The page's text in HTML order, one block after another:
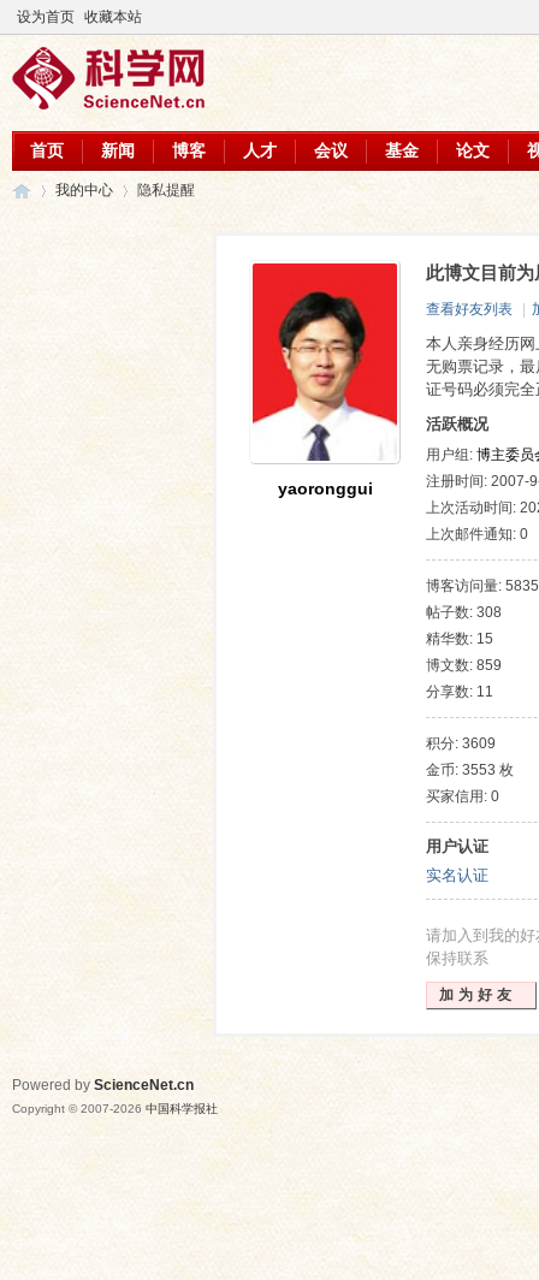
设为首页 收藏本站
首页 新闻 博客 人才 会议 基金 论文
我的中心 隐私提醒
yaoronggui
此博文目前
查看好友列表
本人亲身经历
无购票记录，
证号码必须完
活跃概况
用户组: 博主委员
注册时间: 2007-
上次活动时间:
上次邮件通知: 0
博客访问量:
帖子数: 308
精华数: 15
博文数: 859
分享数: 11
积分: 3609
金币: 3553 枚
买家信用: 0
用户认证
实名认证
请加入到我的
保持联系
加为好友
Powered byScienceNet.cn
Copyright © 2007-2026 中国科学报社